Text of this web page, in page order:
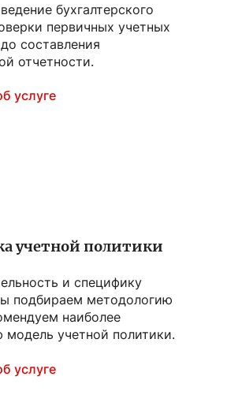
бухгалтерского
первичных учетных
составления
отчетности.
услуге
учетной политики
и специфику
подбираем методологию
наиболее
учетной политики.
услуге